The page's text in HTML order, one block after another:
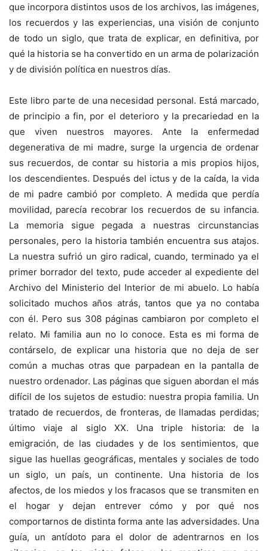
que incorpora distintos usos de los archivos, las imágenes,
los recuerdos y las experiencias, una visión de conjunto
de todo un siglo, que trata de explicar, en definitiva, por
qué la historia se ha convertido en un arma de polarización
y de división política en nuestros días.
Este libro parte de una necesidad personal. Está marcado,
de principio a fin, por el deterioro y la precariedad en la
que viven nuestros mayores. Ante la enfermedad
degenerativa de mi madre, surge la urgencia de ordenar
sus recuerdos, de contar su historia a mis propios hijos,
los descendientes. Después del ictus y de la caída, la vida
de mi padre cambió por completo. A medida que perdía
movilidad, parecía recobrar los recuerdos de su infancia.
La memoria sigue pegada a nuestras circunstancias
personales, pero la historia también encuentra sus atajos.
La nuestra sufrió un giro radical, cuando, terminado ya el
primer borrador del texto, pude acceder al expediente del
Archivo del Ministerio del Interior de mi abuelo. Lo había
solicitado muchos años atrás, tantos que ya no contaba
con él. Pero sus 308 páginas cambiaron por completo el
relato. Mi familia aun no lo conoce. Esta es mi forma de
contárselo, de explicar una historia que no deja de ser
común a muchas otras que parpadean en la pantalla de
nuestro ordenador. Las páginas que siguen abordan el más
difícil de los sujetos de estudio: nuestra propia familia. Un
tratado de recuerdos, de fronteras, de llamadas perdidas;
último viaje al siglo XX. Una triple historia: de la
emigración, de las ciudades y de los sentimientos, que
sigue las huellas geográficas, mentales y sociales de todo
un siglo, un país, un continente. Una historia de los
afectos, de los miedos y los fracasos que se transmiten en
el hogar y dejan entrever cómo y por qué nos
comportarnos de distinta forma ante las adversidades. Una
guía, un antídoto para el dolor de adentrarnos en los